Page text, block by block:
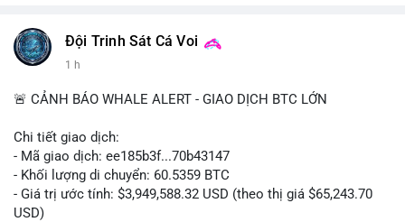
Đội Trinh Sát Cá Voi
1 h
🚨 CẢNH BÁO WHALE ALERT - GIAO DỊCH BTC LỚN
Chi tiết giao dịch:
- Mã giao dịch: ee185b3f...70b43147
- Khối lượng di chuyển: 60.5359 BTC
- Giá trị ước tính: $3,949,588.32 USD (theo thị giá $65,243.70
USD)